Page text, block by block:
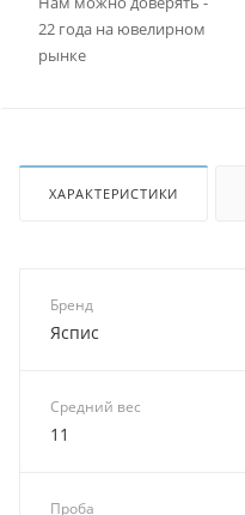
22 года на ювелирном
рынке
ХАРАКТЕРИСТИКИ
Бренд
Яспис
Средний вес
11
Проба